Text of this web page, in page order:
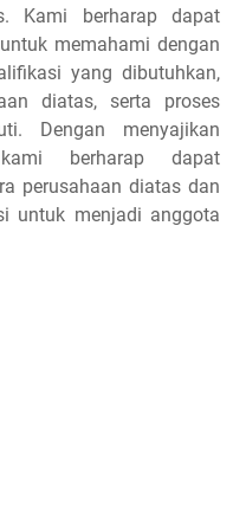
Kami berharap dapat
memahami dengan
yang dibutuhkan,
diatas, serta proses
Dengan menyajikan
berharap dapat
perusahaan diatas dan
untuk menjadi anggota